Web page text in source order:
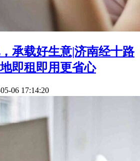
承载好生意|济南经十路
即租即用更省心
06 17:14:20